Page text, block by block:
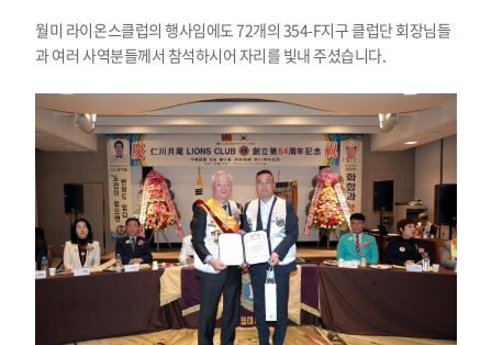
월미 라이온스클럽의 행사임에도 72개의 354-F지구 클럽단 회장님들
과 여러 사역분들께서 참석하시어 자리를 빛내 주셨습니다.